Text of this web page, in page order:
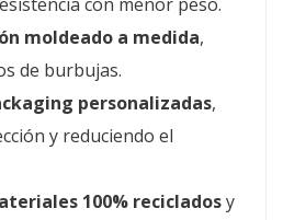
moldeado a medida,
de burbujas.
personalizadas,
y reduciendo el
100% recicladosy